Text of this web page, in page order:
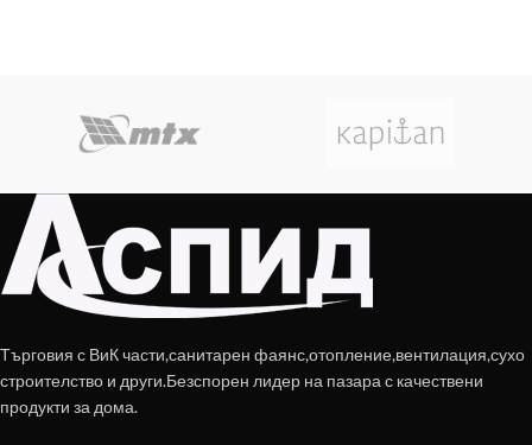
Търговия с ВиК части,санитарен фаянс,отопление,вентилация,сухо
строителство и други.Безспорен лидер на пазара с качествени
продукти за дома.